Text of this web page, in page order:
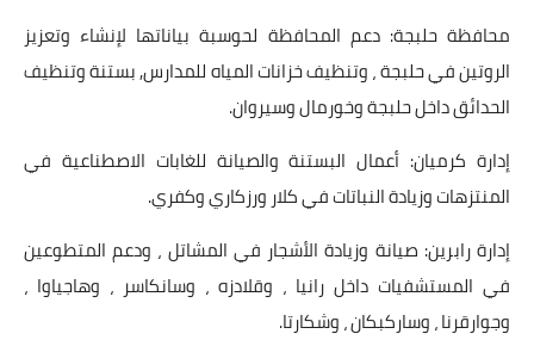
محافظة حلبجة: دعم المحافظة لحوسبة بياناتها لإنشاء وتعزيز
الروتين في حلبجة ، وتنظيف خزانات المياه للمدارس, بستنة وتنظيف
الحدائق داخل حلبجة وخورمال وسيروان.
إدارة كرميان: أعمال البستنة والصيانة للغابات الاصطناعية في
المنتزهات وزيادة النباتات في كلار ورزكاري وكفري.
إدارة رابرين: صيانة وزيادة الأشجار في المشاتل ، ودعم المتطوعين
في المستشفيات داخل رانيا ، وقلادزه ، وسانكاسر ، وهاجياوا ،
وجوارقرنا ، وساركبكان ، وشكارتا.